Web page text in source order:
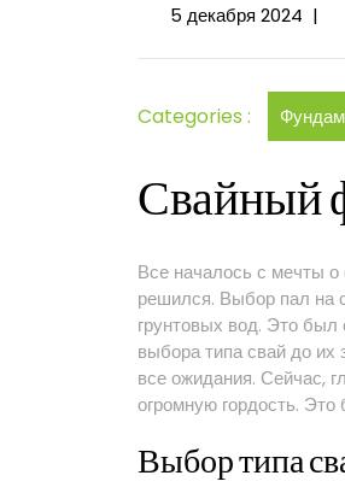
5 декабря 20245
2024
|
Categories :
Свайный
Все началось с мечты о
решился. Выбор пал на
грунтовых вод. Это был
выбора типа свай до их
все ожидания. Сейчас,
огромную гордость.
Выбор типа